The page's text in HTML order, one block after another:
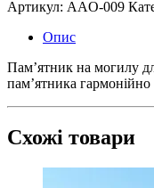
Артикул: AAO-009
Опис
Пам’ятник на могилу
пам’ятника
Схожі товари